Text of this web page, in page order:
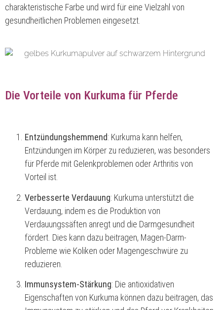
charakteristische Farbe und wird für eine Vielzahl von
gesundheitlichen Problemen eingesetzt.
Die Vorteile von Kurkuma für Pferde
Entzündungshemmend: Kurkuma kann helfen,
Entzündungen im Körper zu reduzieren, was besonders
für Pferde mit Gelenkproblemen oder Arthritis von
Vorteil ist.
Verbesserte Verdauung: Kurkuma unterstützt die
Verdauung, indem es die Produktion von
Verdauungssäften anregt und die Darmgesundheit
fördert. Dies kann dazu beitragen, Magen-Darm-
Probleme wie Koliken oder Magengeschwüre zu
reduzieren.
Immunsystem-Stärkung: Die antioxidativen
Eigenschaften von Kurkuma können dazu beitragen, das